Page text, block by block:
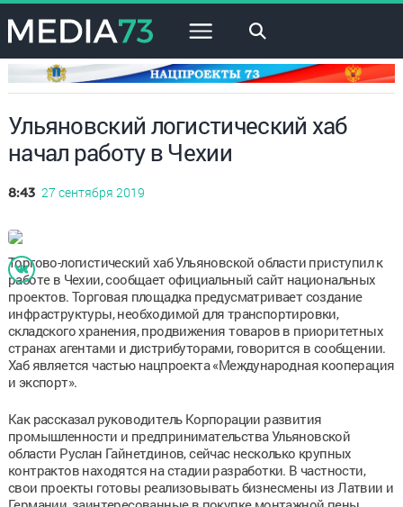
×
Ульяновский логистический хаб
начал работу в Чехии
8:43 27 сентября 2019
Торгово-логистический хаб Ульяновской области приступил к
работе в Чехии, сообщает официальный сайт национальных
проектов. Торговая площадка предусматривает создание
инфраструктуры, необходимой для транспортировки,
складского хранения, продвижения товаров в приоритетных
странах агентами и дистрибуторами, говорится в сообщении.
Хаб является частью нацпроекта «Международная кооперация
и экспорт».
Как рассказал руководитель Корпорации развития
промышленности и предпринимательства Ульяновской
области Руслан Гайнетдинов, сейчас несколько крупных
контрактов находятся на стадии разработки. В частности,
свои проекты готовы реализовывать бизнесмены из Латвии и